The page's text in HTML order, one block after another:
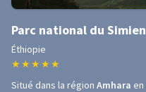
Parc national du Simien
Éthiopie
★ ★ ★ ★ ★
Situé dans la région Amhara en